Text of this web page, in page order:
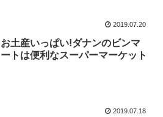
2019.07.20
お土産いっぱい!ダナンのビンマ
ートは便利なスーパーマーケット
2019.07.18